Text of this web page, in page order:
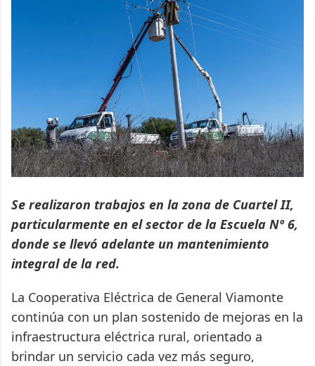
Se realizaron trabajos en la zona de Cuartel II,
particularmente en el sector de la Escuela Nº 6,
donde se llevó adelante un mantenimiento
integral de la red.
La Cooperativa Eléctrica de General Viamonte
continúa con un plan sostenido de mejoras en la
infraestructura eléctrica rural, orientado a
brindar un servicio cada vez más seguro,